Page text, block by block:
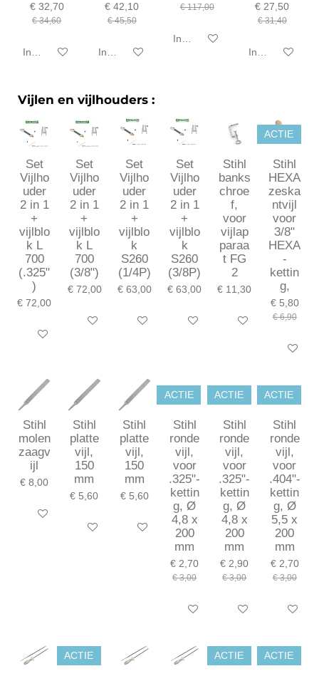
€ 32,70
€ 34,60
In winkelwagen
€ 42,10
€ 45,50
In winkelwagen
€ 117,00
In winkelwagen
€ 27,50
€ 31,40
In winkelwagen
Vijlen en vijlhouders :
Set
Vijlho
uder
2 in 1
+
vijlblo
k L
700
(.325"
)
€ 72,00
In winkelwagen
Set
Vijlho
uder
2 in 1
+
vijlblo
k L
700
(3/8")
€ 72,00
In winkelwagen
Set
Vijlho
uder
2 in 1
+
vijlblo
k
S260
(1/4P)
€ 63,00
In winkelwagen
Set
Vijlho
uder
2 in 1
+
vijlblo
k
S260
(3/8P)
€ 63,00
In winkelwagen
Stihl
banks
chroe
f,
voor
vijlap
paraa
t FG
2
€ 11,30
In winkelwagen
ACTIE
Stihl
HEXA
zeska
ntvijl
voor
3/8"
HEXA
-
kettin
g,
€ 5,80
€ 6,90
In
Stihl
molen
zaagv
ijl
€ 8,00
In winkelwagen
Stihl
platte
vijl,
150
mm
€ 5,60
In winkelwagen
Stihl
platte
vijl,
150
mm
€ 5,60
In winkelwagen
ACTIE
Stihl
ronde
vijl,
voor
.325"-
kettin
g, Ø
4,8 x
200
mm
€ 2,70
€ 3,00
In winkelwagen
ACTIE
Stihl
ronde
vijl,
voor
.325"-
kettin
g, Ø
4,8 x
200
mm
€ 2,90
€ 3,00
In winkelwagen
ACTIE
Stihl
ronde
vijl,
voor
.404"-
kettin
g, Ø
5,5 x
200
mm
€ 2,70
€ 3,00
In
ACTIE ACTIE ACTIE